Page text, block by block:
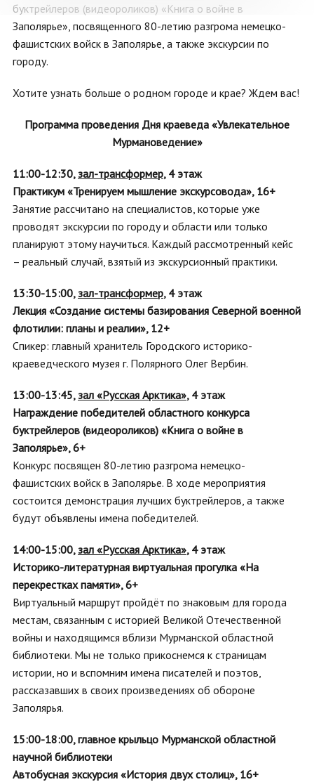
буктрейлеров (видеороликов) «Книга о войне в
Заполярье», посвященного 80-летию разгрома немецко-
фашистских войск в Заполярье, а также экскурсии по
городу.
Хотите узнать больше о родном городе и крае? Ждем вас!
Программа проведения Дня краеведа «Увлекательное
Мурмановедение»
11:00-12:30, зал-трансформер, 4 этаж
Практикум «Тренируем мышление экскурсовода», 16+
Занятие рассчитано на специалистов, которые уже
проводят экскурсии по городу и области или только
планируют этому научиться. Каждый рассмотренный кейс
– реальный случай, взятый из экскурсионный практики.
13:30-15:00, зал-трансформер, 4 этаж
Лекция «Создание системы базирования Северной военной
флотилии: планы и реалии», 12+
Спикер: главный хранитель Городского историко-
краеведческого музея г. Полярного Олег Вербин.
13:00-13:45, зал «Русская Арктика», 4 этаж
Награждение победителей областного конкурса
буктрейлеров (видеороликов) «Книга о войне в
Заполярье», 6+
Конкурс посвящен 80-летию разгрома немецко-
фашистских войск в Заполярье. В ходе мероприятия
состоится демонстрация лучших буктрейлеров, а также
будут объявлены имена победителей.
14:00-15:00, зал «Русская Арктика», 4 этаж
Историко-литературная виртуальная прогулка «На
перекрестках памяти», 6+
Виртуальный маршрут пройдёт по знаковым для города
местам, связанным с историей Великой Отечественной
войны и находящимся вблизи Мурманской областной
библиотеки. Мы не только прикоснемся к страницам
истории, но и вспомним имена писателей и поэтов,
рассказавших в своих произведениях об обороне
Заполярья.
15:00-18:00,главное крыльцо Мурманской областной
научной библиотеки
Автобусная экскурсия «История двух столиц», 16+